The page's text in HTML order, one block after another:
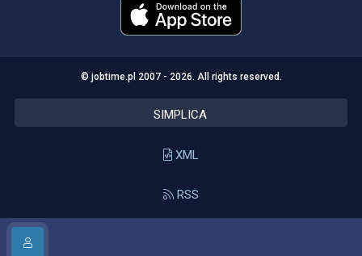
© jobtime.pl 2007 - 2026. All rights reserved.
SIMPLICA
XML
RSS